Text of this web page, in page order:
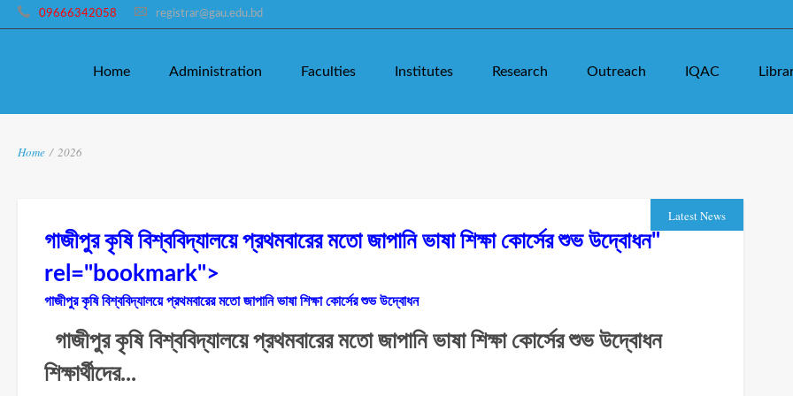
09666342058 registrar@gau.edu.bd
Home Administration Faculties Institutes Research Outreach IQAC
Home / 2026
Latest News
গাজীপুর কৃষি বিশ্ববিদ্যালয়ে প্রথমবারের মতো জাপানি ভাষা শিক্ষা কোর্সের শুভ উদ্বোধন"
rel="bookmark">
গাজীপুর কৃষি বিশ্ববিদ্যালয়ে প্রথমবারের মতো জাপানি ভাষা শিক্ষা কোর্সের শুভ উদ্বোধন
গাজীপুর কৃষি বিশ্ববিদ্যালয়ে প্রথমবারের মতো জাপানি ভাষা শিক্ষা কোর্সের শুভ উদ্বোধন
শিক্ষার্থীদের...